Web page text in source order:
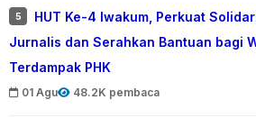
5
HUT Ke-4 Iwakum, Perkuat
Jurnalis dan Serahkan Bantuan bagi
Terdampak PHK
01 Agu 48.2K pembaca